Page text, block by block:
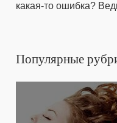
какая-то ошибка?
Популярные